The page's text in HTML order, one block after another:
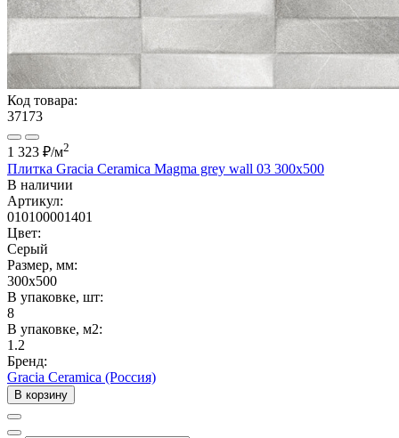
Код товара:
37173
1 323 ₽/м2
Плитка Gracia Ceramica Magma grey wall 03 300x500
В наличии
Артикул:
010100001401
Цвет:
Серый
Размер, мм:
300x500
В упаковке, шт:
8
В упаковке, м2:
1.2
Бренд:
Gracia Ceramica (Россия)
В корзину